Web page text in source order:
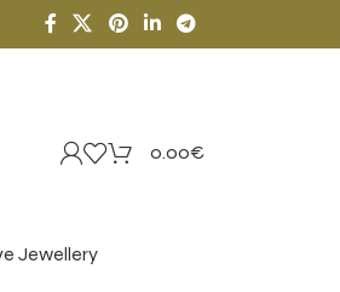
0.00€
Jewellery